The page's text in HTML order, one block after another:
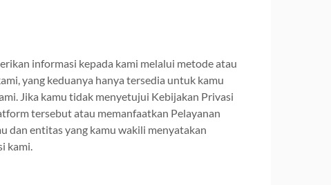
informasi kepada kami melalui metode atau
yang keduanya hanya tersedia untuk kamu
Jika kamu tidak menyetujui Kebijakan Privasi
tersebut atau memanfaatkan Pelayanan
dan entitas yang kamu wakili menyatakan
kami.